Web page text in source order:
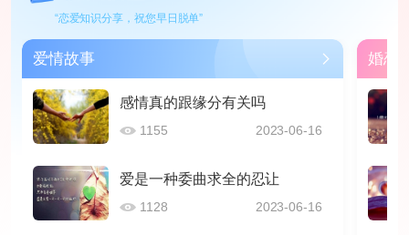
“恋爱知识分享，祝您早日脱单”
爱情故事
感情真的跟缘分有关吗
1155 2023-06-16
爱是一种委曲求全的忍让
1128 2023-06-16
婚恋